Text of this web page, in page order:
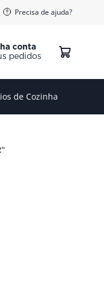
Precisa de ajuda?
conta
de Cozinha
"